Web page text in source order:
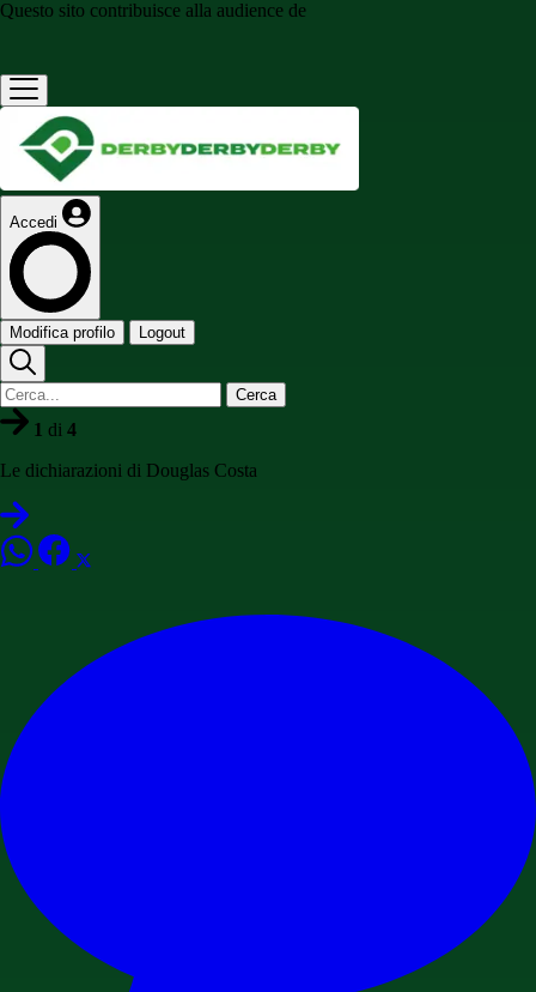
Questo sito contribuisce alla audience de
Accedi
Modifica profilo Logout
Cerca
1 di 4
Le dichiarazioni di Douglas Costa